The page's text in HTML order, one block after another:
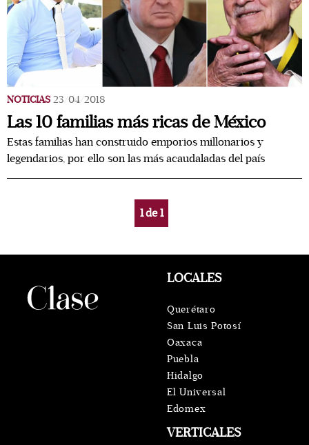
NOTICIAS 23/04/2018
Las 10 familias más ricas de México
Estas familias han construido emporios millonarios y
legendarios, por ello son las más acaudaladas del país
1de1
VERTICALES
LOCALES
Querétaro
San Luis Potosí
Oaxaca
Puebla
Hidalgo
El Universal
Edomex